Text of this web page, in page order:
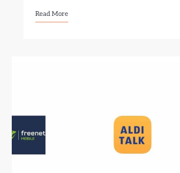
Read More